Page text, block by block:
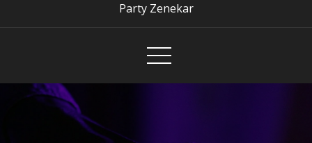
Party Zenekar